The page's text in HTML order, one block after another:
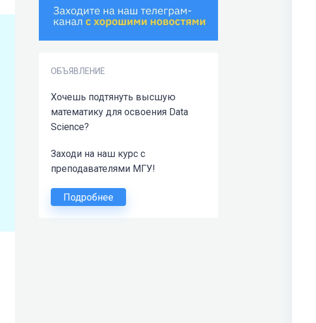
ОБЪЯВЛЕНИЕ
Хочешь подтянуть высшую
математику для освоения Data
Science?
Заходи на наш курс с
преподавателями МГУ!
Подробнее